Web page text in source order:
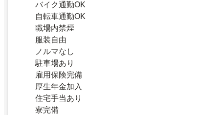
バイク通勤OK
自転車通勤OK
職場内禁煙
服装自由
ノルマなし
駐車場あり
雇用保険完備
厚生年金加入
住宅手当あり
寮完備